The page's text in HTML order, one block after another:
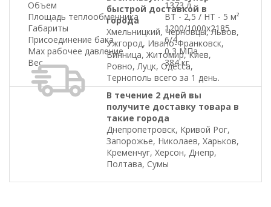
Объем
1373 л
Площадь теплообменника
ВТ - 2,5 / НТ - 5 м²
Габариты
1200/1000x2185
Присоединение бака
6/4
Max рабочее давление
0,3 МПа
Вес
384 кг
быстрой доставкой в
города
Хмельницкий, Черновцы, Львов,
Ужгород, Ивано-Франковск,
Винница, Житомир, Киев,
Ровно, Луцк, Одесса,
Тернополь всего за 1 день.
В течение 2 дней вы
получите доставку товара в
такие города
Днепропетровск, Кривой Рог,
Запорожье, Николаев, Харьков,
Кременчуг, Херсон, Днепр,
Полтава, Сумы